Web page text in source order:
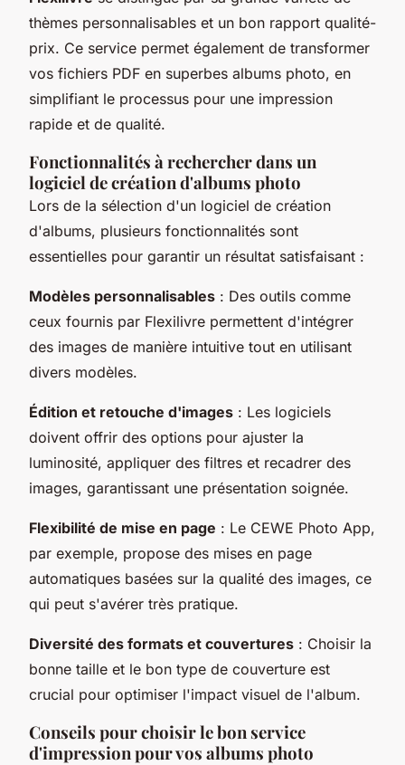
thèmes personnalisables et un bon rapport qualité-
prix. Ce service permet également de transformer
vos fichiers PDF en superbes albums photo, en
simplifiant le processus pour une impression
rapide et de qualité.
Fonctionnalités à rechercher dans un
logiciel de création d'albums photo
Lors de la sélection d'un logiciel de création
d'albums, plusieurs fonctionnalités sont
essentielles pour garantir un résultat satisfaisant :
Modèles personnalisables : Des outils comme
ceux fournis par Flexilivre permettent d'intégrer
des images de manière intuitive tout en utilisant
divers modèles.
Édition et retouche d'images : Les logiciels
doivent offrir des options pour ajuster la
luminosité, appliquer des filtres et recadrer des
images, garantissant une présentation soignée.
Flexibilité de mise en page : Le CEWE Photo App,
par exemple, propose des mises en page
automatiques basées sur la qualité des images, ce
qui peut s'avérer très pratique.
Diversité des formats et couvertures : Choisir la
bonne taille et le bon type de couverture est
crucial pour optimiser l'impact visuel de l'album.
Conseils pour choisir le bon service
d'impression pour vos albums photo